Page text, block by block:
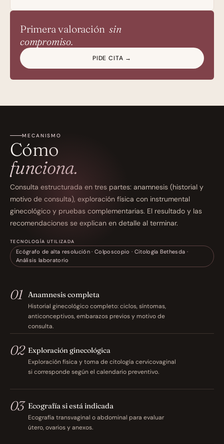
Primera valoración sin
compromiso.
PIDE CITA →
MECANISMO
Cómo
funciona.
Consulta estructurada en tres partes: anamnesis (historial y
motivo de consulta), exploración física con instrumental
ginecológico y pruebas complementarias. El resultado y las
recomendaciones se explican en detalle al terminar.
TECNOLOGÍA UTILIZADA
Ecógrafo de alta resolución · Colposcopio · Citología Bethesda ·
Análisis laboratorio
01 Anamnesis completa
Historial ginecológico completo: ciclos, síntomas,
anticonceptivos, embarazos previos y motivo de
consulta.
02 Exploración ginecológica
Exploración física y toma de citología cervicovaginal
si corresponde según el calendario preventivo.
03 Ecografía si está indicada
Ecografía transvaginal o abdominal para evaluar
útero, ovarios y anexos.